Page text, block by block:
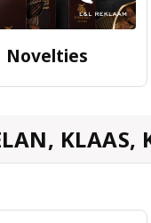
Novelties
KLAAS,